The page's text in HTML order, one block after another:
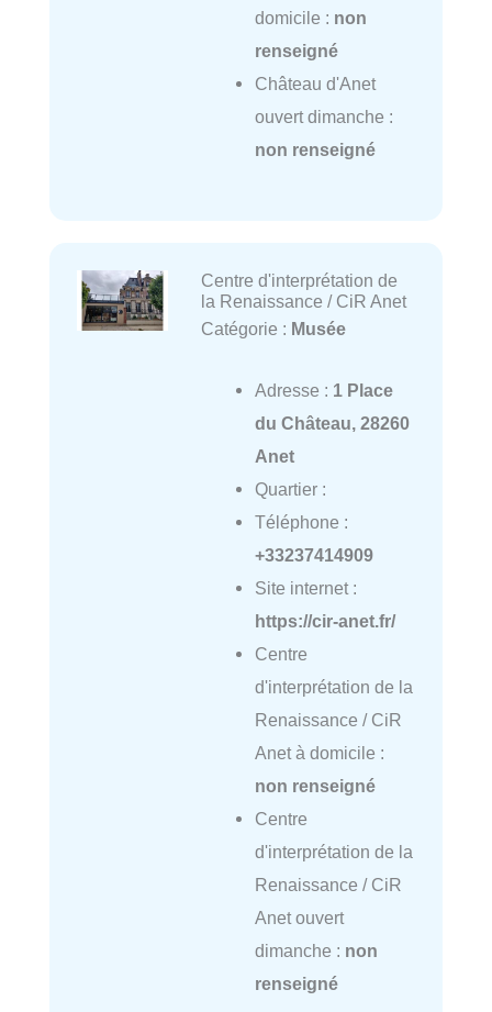
domicile : non
renseigné
Château d'Anet
ouvert dimanche :
non renseigné
Centre d'interprétation de
la Renaissance / CiR Anet
Catégorie : Musée
Adresse : 1 Place
du Château, 28260
Anet
Quartier :
Téléphone :
+33237414909
Site internet :
https://cir-anet.fr/
Centre
d'interprétation de la
Renaissance / CiR
Anet à domicile :
non renseigné
Centre
d'interprétation de la
Renaissance / CiR
Anet ouvert
dimanche : non
renseigné